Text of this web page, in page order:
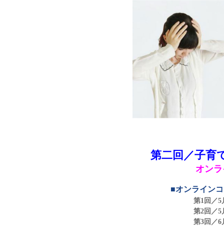
第二回／子育
オン
■オンライン
第1回／5
第2回／5
第3回／6